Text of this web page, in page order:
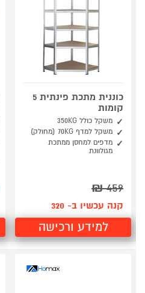
כוננית מתכת פינתית 5
קומות
משקל כולל 350KG
משקל למדף 70KG (מחולק)
מדפים למחסן ממתכת
מגולוונת
459
₪
קנה עכשיו ב- 320
למידע ורכישה